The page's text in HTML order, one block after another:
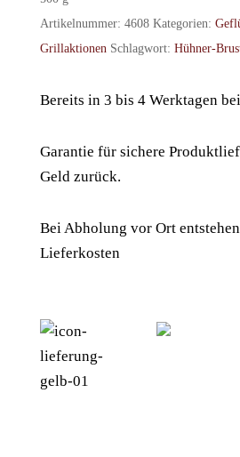
Artikelnummer: 4608 Kategorien:
Grillaktionen Schlagwort: Hühner-
Bereits in 3 bis 4 Werktagen
Garantie für sichere
Geld zurück.
Bei Abholung vor Ort
Lieferkosten